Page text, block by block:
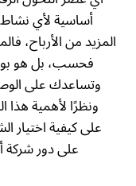
أساسية لأي
المزيد من الأرباح،
فحسب، بل هو
وتساعدك على
ونظرًا لأهمية
على كيفية اختيار
على دور شركة